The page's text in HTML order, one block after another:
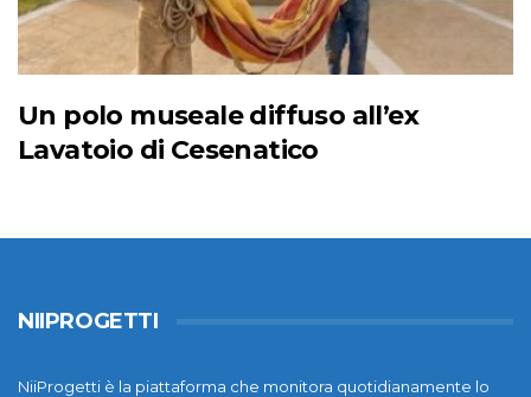
Un polo museale diffuso all’ex
Lavatoio di Cesenatico
NIIPROGETTI
NiiProgetti è la piattaforma che monitora quotidianamente lo